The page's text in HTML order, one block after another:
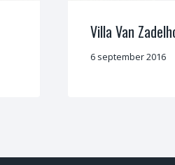
Villa Van
6 september 2016